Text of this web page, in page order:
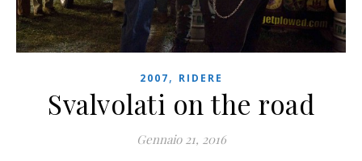
2007, RIDERE
Svalvolati on the road
Gennaio 21, 2016